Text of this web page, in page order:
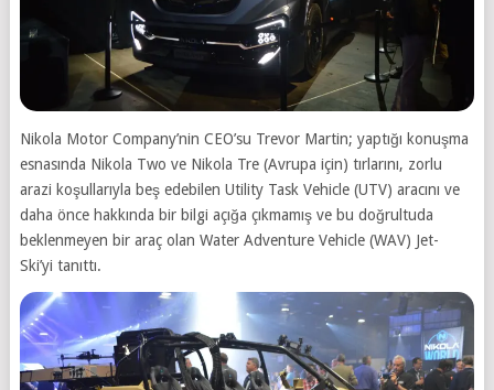
Nikola Motor Company’nin CEO’su Trevor Martin; yaptığı konuşma
esnasında Nikola Two ve Nikola Tre (Avrupa için) tırlarını, zorlu
arazi koşullarıyla beş edebilen Utility Task Vehicle (UTV) aracını ve
daha önce hakkında bir bilgi açığa çıkmamış ve bu doğrultuda
beklenmeyen bir araç olan Water Adventure Vehicle (WAV) Jet-
Ski’yi tanıttı.